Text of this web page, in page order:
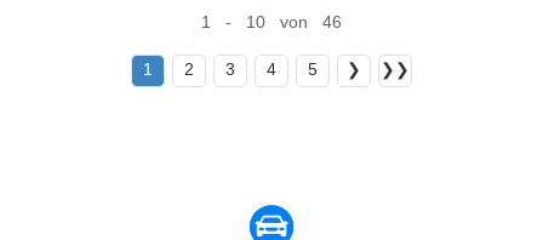
1 - 10 von 46
1 2 3 4 5 ❯ ❯❯